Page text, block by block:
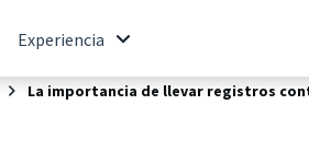
Experiencia
La importancia de llevar registros